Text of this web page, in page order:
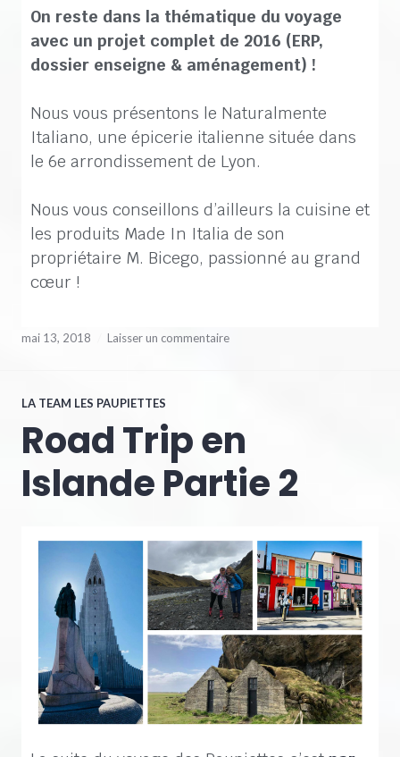
On reste dans la thématique du voyage
avec un projet complet de 2016 (ERP,
dossier enseigne & aménagement) !
Nous vous présentons le Naturalmente
Italiano, une épicerie italienne située dans
le 6e arrondissement de Lyon.
Nous vous conseillons d’ailleurs la cuisine et
les produits Made In Italia de son
propriétaire M. Bicego, passionné au grand
cœur !
mai 13, 2018 Laisser un commentaire
LA TEAM LES PAUPIETTES
Road Trip en
Islande Partie 2